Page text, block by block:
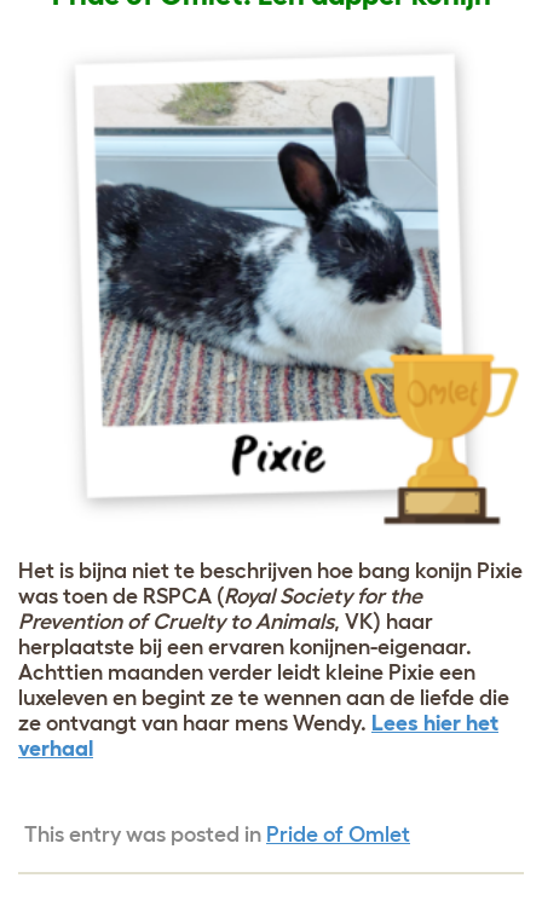
Het is bijna niet te beschrijven hoe bang konijn Pixie
was toen de RSPCA (Royal Society for the
Prevention of Cruelty to Animals, VK) haar
herplaatste bij een ervaren konijnen-eigenaar.
Achttien maanden verder leidt kleine Pixie een
luxeleven en begint ze te wennen aan de liefde die
ze ontvangt van haar mens Wendy. Lees hier het
verhaal
This entry was posted in Pride of Omlet